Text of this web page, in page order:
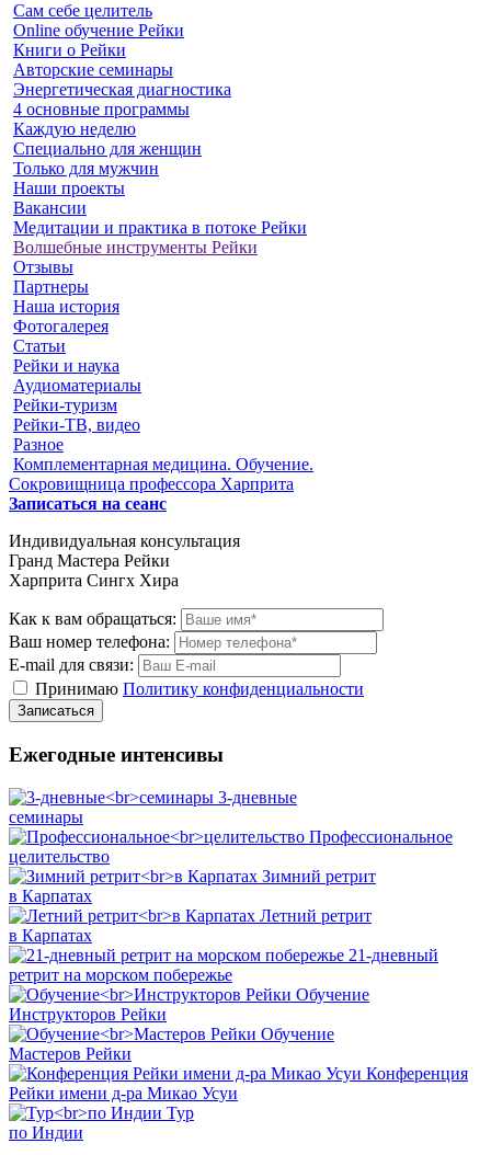
Сам себе целитель
Online обучение Рейки
Книги о Рейки
Авторские семинары
Энергетическая диагностика
4 основные программы
Каждую неделю
Специально для женщин
Только для мужчин
Наши проекты
Вакансии
Медитации и практика в потоке Рейки
Волшебные инструменты Рейки
Отзывы
Партнеры
Наша история
Фотогалерея
Статьи
Рейки и наука
Аудиоматериалы
Рейки-туризм
Рейки-ТВ, видео
Разное
Комплементарная медицина. Обучение.
Сокровищница профессора Харприта
Записаться на сеанс
Индивидуальная консультация
Гранд Мастера Рейки
Харприта Сингх Хира
Как к вам обращаться:
Ваш номер телефона:
E-mail для связи:
Принимаю Политику конфиденциальности
Ежегодные интенсивы
3-дневные
семинары
Профессиональное
целительство
Зимний ретрит
в Карпатах
Летний ретрит
в Карпатах
21-дневный
ретрит на морском побережье
Обучение
Инструкторов Рейки
Обучение
Мастеров Рейки
Конференция
Рейки имени д-ра Микао Усуи
Тур
по Индии